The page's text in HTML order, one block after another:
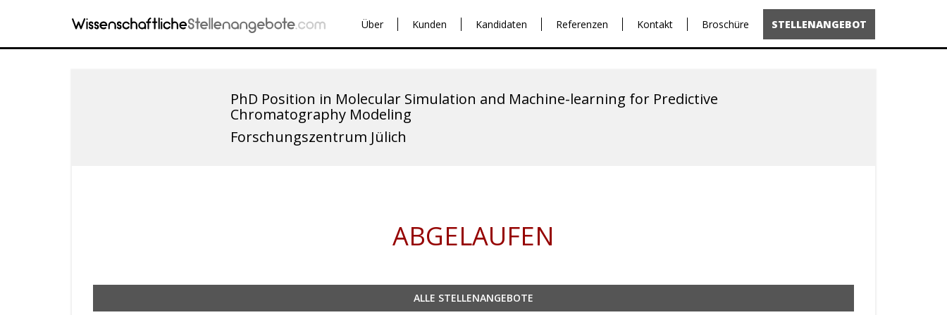
Über Kunden Kandidaten Referenzen Kontakt Broschüre STELLENANGEBOT
PhD Position in Molecular Simulation and Machine-learning for Predictive
Chromatography Modeling
Forschungszentrum Jülich
ABGELAUFEN
ALLE STELLENANGEBOTE